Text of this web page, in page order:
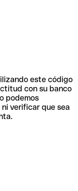
este código
con su banco
podemos
verificar que sea